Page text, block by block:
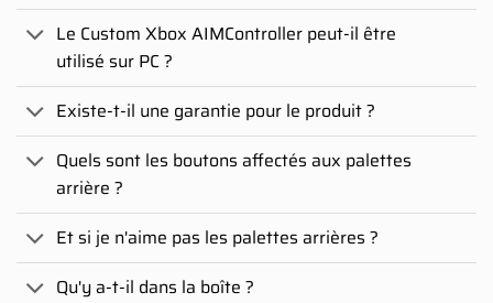
Le Custom Xbox AIMController peut-il être
utilisé sur PC ?
Existe-t-il une garantie pour le produit ?
Quels sont les boutons affectés aux palettes
arrière ?
Et si je n'aime pas les palettes arrières ?
Qu'y a-t-il dans la boîte ?